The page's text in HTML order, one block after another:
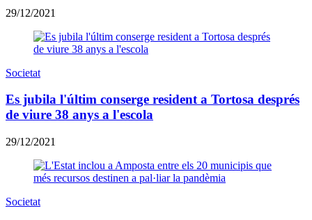
29/12/2021
Societat
Es jubila l'últim conserge resident a Tortosa després
de viure 38 anys a l'escola
29/12/2021
Societat